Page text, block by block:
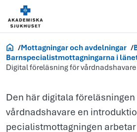
Akademiska.se
Mottagningar och avdelningar
Barnspecialistmottagningarna i
Digital föreläsning för vårdnadshavare
Den här digitala föreläsningen
vårdnadshavare en
peci­a­list­mottagningen